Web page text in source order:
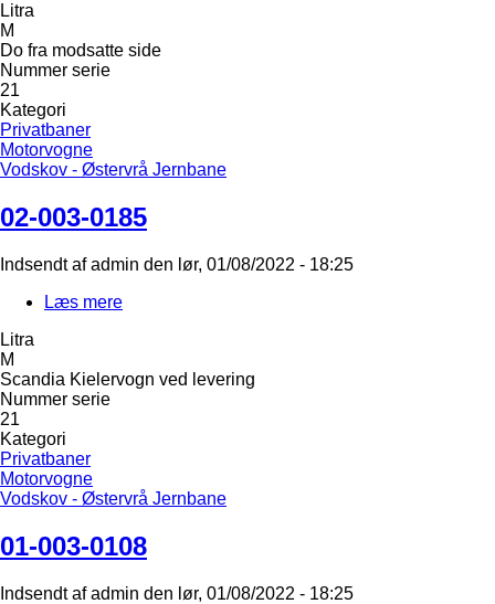
Litra
M
Do fra modsatte side
Nummer serie
21
Kategori
Privatbaner
Motorvogne
Vodskov - Østervrå Jernbane
02-003-0185
Indsendt afadmin den lør, 01/08/2022 - 18:25
Læs mere
Litra
M
Scandia Kielervogn ved levering
Nummer serie
21
Kategori
Privatbaner
Motorvogne
Vodskov - Østervrå Jernbane
01-003-0108
Indsendt afadmin den lør, 01/08/2022 - 18:25